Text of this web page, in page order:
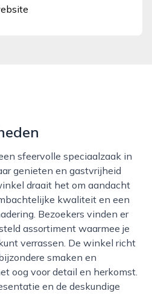
genieten en gastvrijheid
draait het om aandacht
kwaliteit en een
Bezoekers vinden er
assortiment waarmee je
verrassen. De winkel richt
smaken en
oog voor detail en herkomst.
en de deskundige